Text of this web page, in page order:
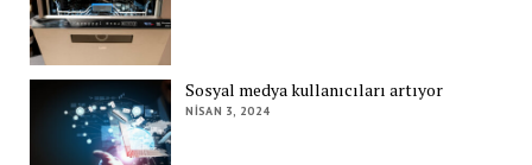
Sosyal medya kullanıcıları artıyor
NISAN 3, 2024